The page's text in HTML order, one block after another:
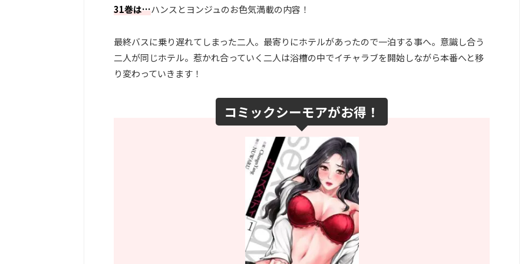
31巻は…ハンスとヨンジュのお色気満載の内容！
最終バスに乗り遅れてしまった二人。最寄りにホテルがあったので一泊する事へ。意識し合う
二人が同じホテル。惹かれ合っていく二人は浴槽の中でイチャラブを開始しながら本番へと移
り変わっていきます！
コミックシーモアがお得！